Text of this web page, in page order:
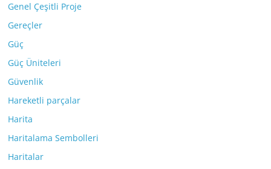
Genel Çeşitli Proje
Gereçler
Güç
Güç Üniteleri
Güvenlik
Hareketli parçalar
Harita
Haritalama Sembolleri
Haritalar